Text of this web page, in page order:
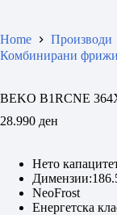
Home Производи
Комбинирани
BEKO B1RCNE
28.990 ден
Нето
NeoFrost
Енергетска